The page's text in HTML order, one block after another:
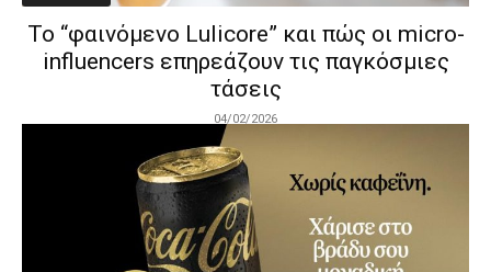
Το “φαινόμενο Lulicore” και πώς οι micro-
influencers επηρεάζουν τις παγκόσμιες
τάσεις
04/02/2026